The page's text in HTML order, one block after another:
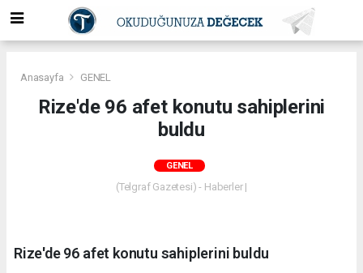
Anasayfa GENEL
Rize'de 96 afet konutu sahiplerini
buldu
GENEL
(Telgraf Gazetesi) - Haberler |
Rize'de 96 afet konutu sahiplerini buldu